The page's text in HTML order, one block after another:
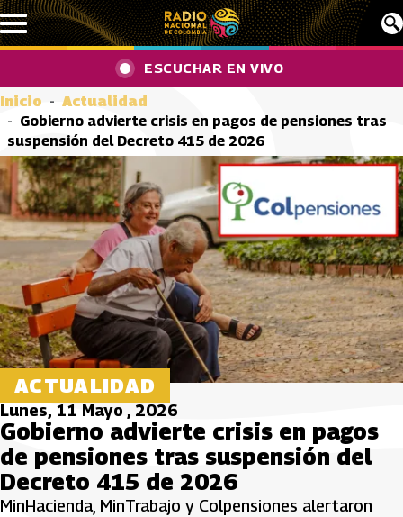
Pasar al contenido principal
ESCUCHAR EN VIVO
Inicio
Actualidad
Gobierno advierte crisis en pagos de pensiones tras
suspensión del Decreto 415 de 2026
ACTUALIDAD
Lunes, 11 Mayo , 2026
Gobierno advierte crisis en pagos
de pensiones tras suspensión del
Decreto 415 de 2026
MinHacienda, MinTrabajo y Colpensiones alertaron